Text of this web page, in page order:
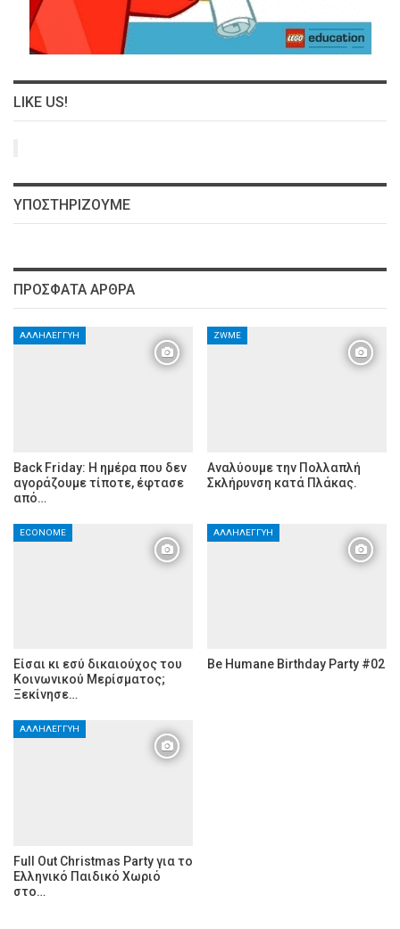
LIKE US!
ΥΠΟΣΤΗΡΊΖΟΥΜΕ
ΠΡΌΣΦΑΤΑ ΆΡΘΡΑ
ΑΛΛΗΛΕΓΓΎΗ
Back Friday: H ημέρα που δεν
αγοράζουμε τίποτε, έφτασε
από…
ZWME
Αναλύουμε την Πολλαπλή
Σκλήρυνση κατά Πλάκας.
ECONOME
Είσαι κι εσύ δικαιούχος του
Κοινωνικού Μερίσματος;
Ξεκίνησε…
ΑΛΛΗΛΕΓΓΎΗ
Be Humane Birthday Party #02
ΑΛΛΗΛΕΓΓΎΗ
Full Out Christmas Party για το
Ελληνικό Παιδικό Χωριό
στο…